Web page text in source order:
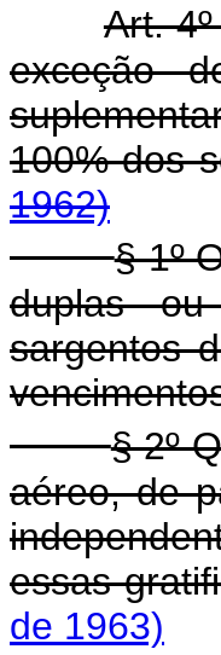
Art.
exceção
100%
1962)
§ 1º
duplas
sargentos
§ 2º
aéreo, de
essas
de 1963)